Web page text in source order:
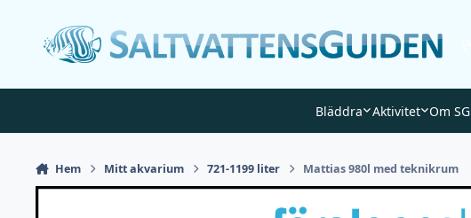
Bläddra Aktivitet Om SG
Hem Mitt akvarium 721-1199 liter Mattias 980l med teknikrum